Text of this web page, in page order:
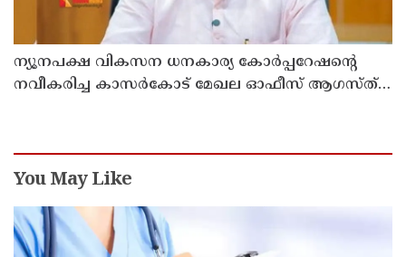
ന്യൂനപക്ഷ വികസന ധനകാര്യ കോർപ്പറേഷന്റെ
നവീകരിച്ച കാസർകോട് മേഖല ഓഫീസ് ആഗസ്ത്
You May Like